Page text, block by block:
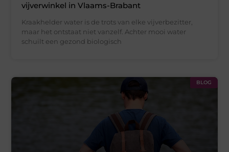
vijverwinkel in Vlaams-Brabant
Kraakhelder water is de trots van elke vijverbezitter,
maar het ontstaat niet vanzelf. Achter mooi water
schuilt een gezond biologisch
BLOG